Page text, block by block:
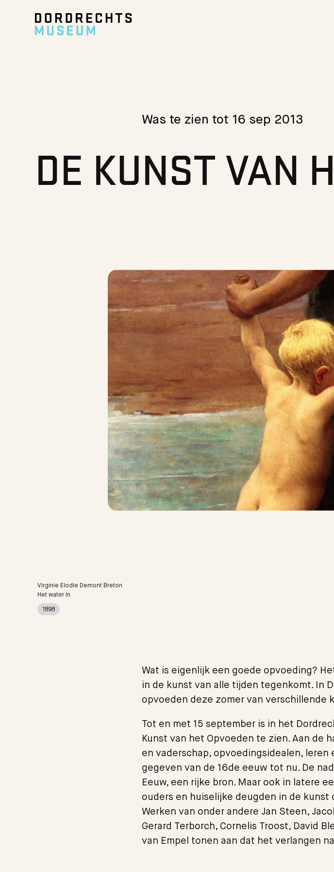
Was te zien tot 16 sep 2013
DE KUNST VAN
Virginie Elodie Demont Breton
Het water in
1898
Wat is eigenlijk een goede opvoeding?
in de kunst van alle tijden tegenkomt. In
opvoeden deze zomer van verschillende
Tot en met 15 september is in het
Kunst van het Opvoeden te zien. Aan de
en vaderschap, opvoedingsidealen,
gegeven van de 16de eeuw tot nu. De
Eeuw, een rijke bron. Maar ook in latere
ouders en huiselijke deugden in de
Werken van onder andere Jan Steen,
Gerard Terborch, Cornelis Troost, David
van Empel tonen aan dat het verlangen